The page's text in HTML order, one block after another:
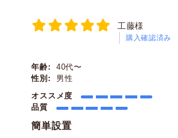
工藤様
購入確認済み
年齢:
40代〜
性別:
男性
オススメ度
品質
簡単設置